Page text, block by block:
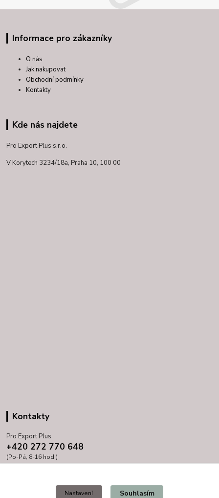
Informace pro zákazníky
O nás
Jak nakupovat
Obchodní podmínky
Kontakty
Kde nás najdete
Pro Export Plus s.r.o.
V Korytech 3234/18a, Praha 10, 100 00
Kontakty
Pro Export Plus
+420 272 770 648
(Po-Pá, 8-16 hod.)
Nastavení Souhlasím